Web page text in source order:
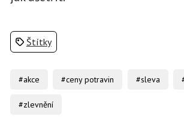
Štítky
#akce #ceny potravin #sleva
#zlevnění